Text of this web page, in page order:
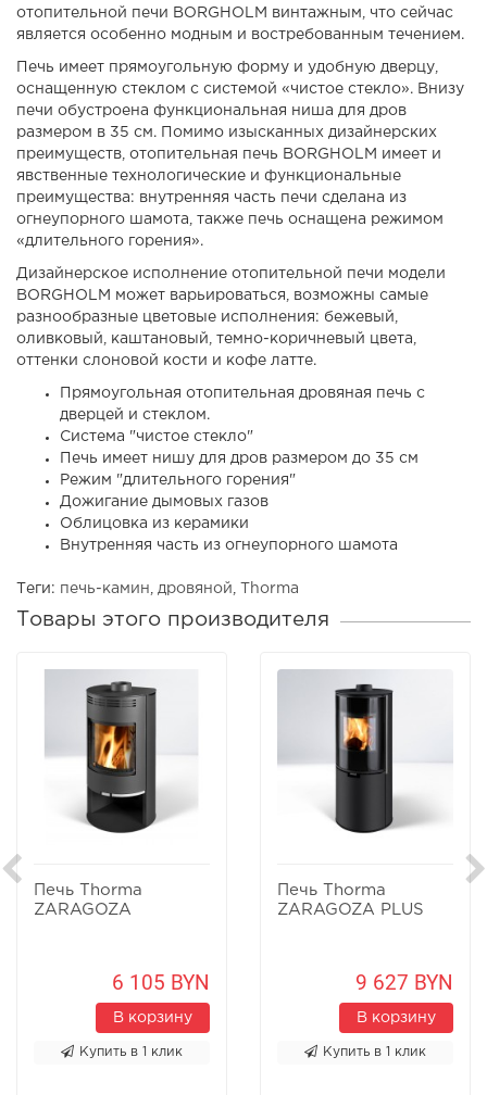
отопительной печи BORGHOLM винтажным, что сейчас
является особенно модным и востребованным течением.
Печь имеет прямоугольную форму и удобную дверцу,
оснащенную стеклом с системой «чистое стекло». Внизу
печи обустроена функциональная ниша для дров
размером в 35 см. Помимо изысканных дизайнерских
преимуществ, отопительная печь BORGHOLM имеет и
явственные технологические и функциональные
преимущества: внутренняя часть печи сделана из
огнеупорного шамота, также печь оснащена режимом
«длительного горения».
Дизайнерское исполнение отопительной печи модели
BORGHOLM может варьироваться, возможны самые
разнообразные цветовые исполнения: бежевый,
оливковый, каштановый, темно-коричневый цвета,
оттенки слоновой кости и кофе латте.
Прямоугольная отопительная дровяная печь с
дверцей и стеклом.
Система "чистое стекло"
Печь имеет нишу для дров размером до 35 см
Режим "длительного горения"
Дожигание дымовых газов
Облицовка из керамики
Внутренняя часть из огнеупорного шамота
Теги: печь-камин дровяной Thorma
Товары этого производителя
Печь Thorma
ZARAGOZA
6 105 BYN
В корзину
Купить в 1 клик
Печь Thorma
ZARAGOZA PLUS
9 627 BYN
В корзину
Купить в 1 клик